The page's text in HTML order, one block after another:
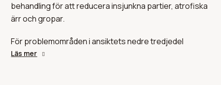
behandling för att reducera insjunkna partier, atrofiska
ärr och gropar.
För problemområden i ansiktets nedre tredjedel
tillhandahåller vi specifika kontureringsmetoder för att
Läs mer